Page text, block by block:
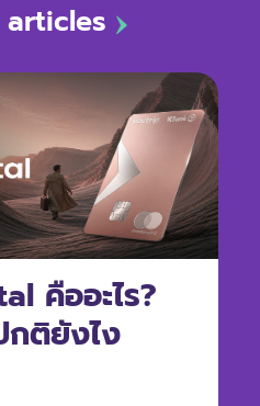
คืออะไร?
ติยังไง